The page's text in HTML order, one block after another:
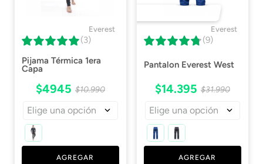
Everest
(3)
Pijama Térmica 1era
Capa
$4945 $10.990
Elige una opción
AGREGAR
Everest
(9)
Pantalon Everest West
$14.395 $31.990
Elige una opción
AGREGAR